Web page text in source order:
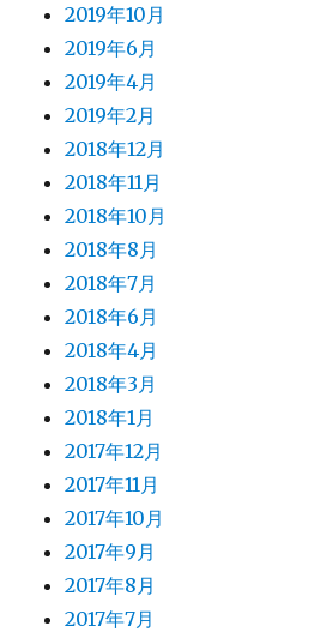
2019年10月
2019年6月
2019年4月
2019年2月
2018年12月
2018年11月
2018年10月
2018年8月
2018年7月
2018年6月
2018年4月
2018年3月
2018年1月
2017年12月
2017年11月
2017年10月
2017年9月
2017年8月
2017年7月